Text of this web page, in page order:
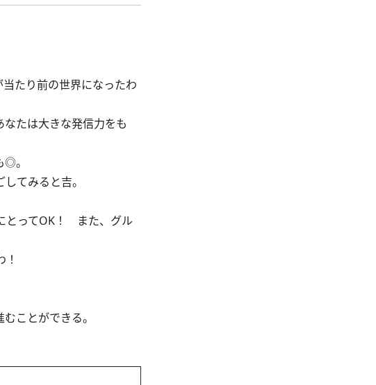
たり前の世界になったわ
たは大きな発信力をも
◎。
てみると吉。
とってOK！ また、グル
ことができる。